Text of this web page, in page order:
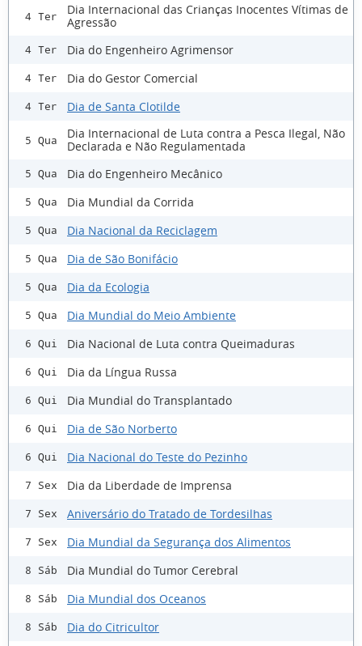
4 Ter
Dia Internacional das Crianças Inocentes Vítimas de
Agressão
4 Ter Dia do Engenheiro Agrimensor
4 Ter Dia do Gestor Comercial
4 Ter Dia de Santa Clotilde
5 Qua
Dia Internacional de Luta contra a Pesca Ilegal, Não
Declarada e Não Regulamentada
5 Qua Dia do Engenheiro Mecânico
5 Qua Dia Mundial da Corrida
5 Qua Dia Nacional da Reciclagem
5 Qua Dia de São Bonifácio
5 Qua Dia da Ecologia
5 Qua Dia Mundial do Meio Ambiente
6 Qui Dia Nacional de Luta contra Queimaduras
6 Qui Dia da Língua Russa
6 Qui Dia Mundial do Transplantado
6 Qui Dia de São Norberto
6 Qui Dia Nacional do Teste do Pezinho
7 Sex Dia da Liberdade de Imprensa
7 Sex Aniversário do Tratado de Tordesilhas
7 Sex Dia Mundial da Segurança dos Alimentos
8 Sáb Dia Mundial do Tumor Cerebral
8 Sáb Dia Mundial dos Oceanos
8 Sáb Dia do Citricultor